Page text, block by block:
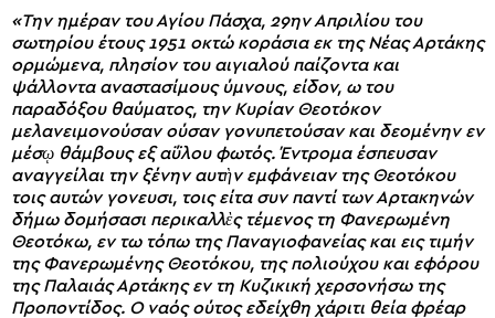
«Την ημέραν του Αγίου Πάσχα, 29ην Απριλίου του
σωτηρίου έτους 1951 οκτώ κοράσια εκ της Νέας Αρτάκης
ορμώμενα, πλησίον του αιγιαλού παίζοντα και
ψάλλοντα αναστασίμους ύμνους, είδον, ω του
παραδόξου θαύματος, την Κυρίαν Θεοτόκον
μελανειμονούσαν ούσαν γονυπετούσαν και δεομένην εν
μέσῳ θάμβους εξ αΰλου φωτός. Έντρομα έσπευσαν
αναγγείλαι την ξένην αυτὴν εμφάνειαν της Θεοτόκου
τοις αυτών γονευσι, τοις είτα συν παντί των Αρτακηνών
δήμω δομήσασι περικαλλὲς τέμενος τη Φανερωμένη
Θεοτόκω, εν τω τόπω της Παναγιοφανείας και εις τιμήν
της Φανερωμένης Θεοτόκου, της πολιούχου και εφόρου
της Παλαιάς Αρτάκης εν τη Κυζικική χερσονήσω της
Προποντίδος. Ο ναός ούτος εδείχθη χάριτι θεία φρέαρ